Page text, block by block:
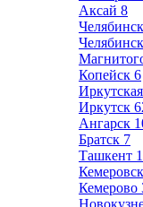
Аксай 8
Челябинск
Копейск 6
Иркутск
Ангарск
Братск 7
Ташкент
Кемерово